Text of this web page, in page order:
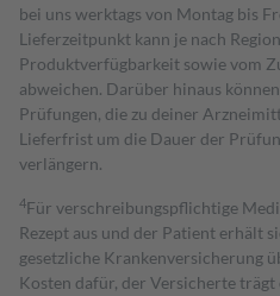
bei uns werktags von Montag bis
Lieferzeitpunkt kann je nach
Produktverfügbarkeit sowie vom
abweichen. Darüber hinaus
Prüfungen, die zu deiner
Lieferfrist um die Dauer der
verlängern.
4Für verschreibungspflichtige
Rezept aus und der Patient erhält
gesetzliche Krankenversicherung
Kosten dafür, der Versicherte trägt